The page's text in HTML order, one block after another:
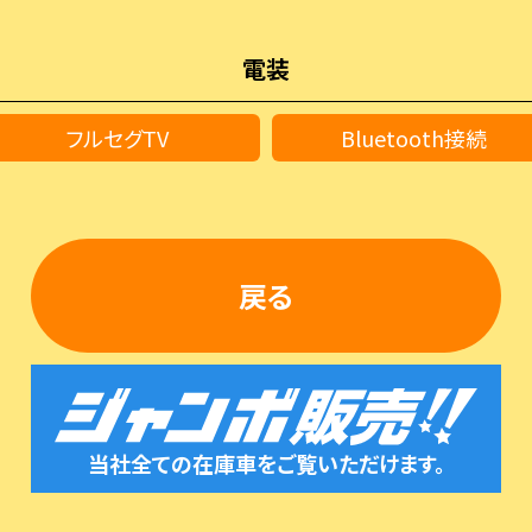
電装
フルセグTV Bluetooth接続
戻る
当社全ての在庫車をご覧いただけます。